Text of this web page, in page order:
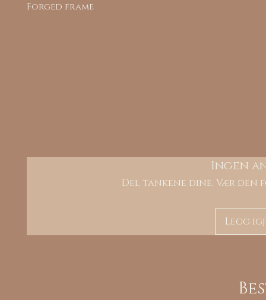
Forged frame
Ingen
Del tankene dine. Vær den
Legg